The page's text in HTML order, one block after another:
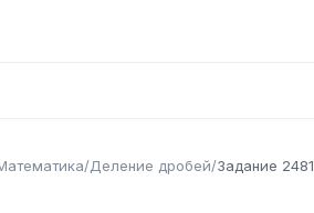
/Деление дробей/Задание 2481